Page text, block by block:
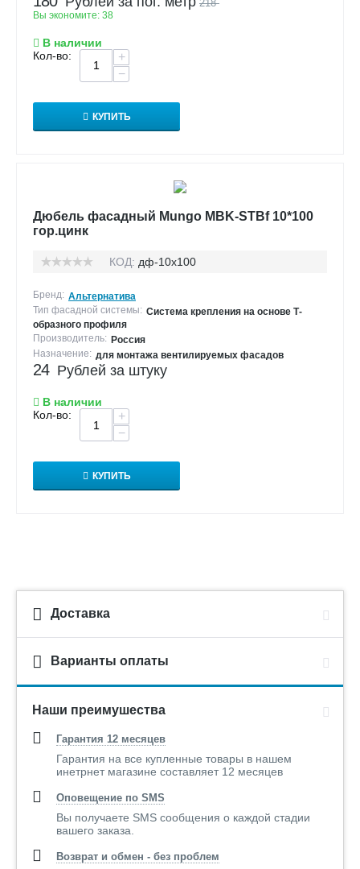
218
Вы экономите: 38
В наличии
Кол-во:
+
−
КУПИТЬ
Дюбель фасадный Mungo MBK-STBf 10*100
гор.цинк
КОД: дф-10х100
Бренд: Альтернатива
Тип фасадной системы: Система крепления на основе Т-
образного профиля
Производитель: Россия
Назначение: для монтажа вентилируемых фасадов
24 Рублей за штуку
В наличии
Кол-во:
+
−
КУПИТЬ
Доставка
Варианты оплаты
Наши преимушества
Гарантия 12 месяцев
Гарантия на все купленные товары в нашем
инетрнет магазине составляет 12 месяцев
Оповещение по SMS
Вы получаете SMS сообщения о каждой стадии
вашего заказа.
Возврат и обмен - без проблем